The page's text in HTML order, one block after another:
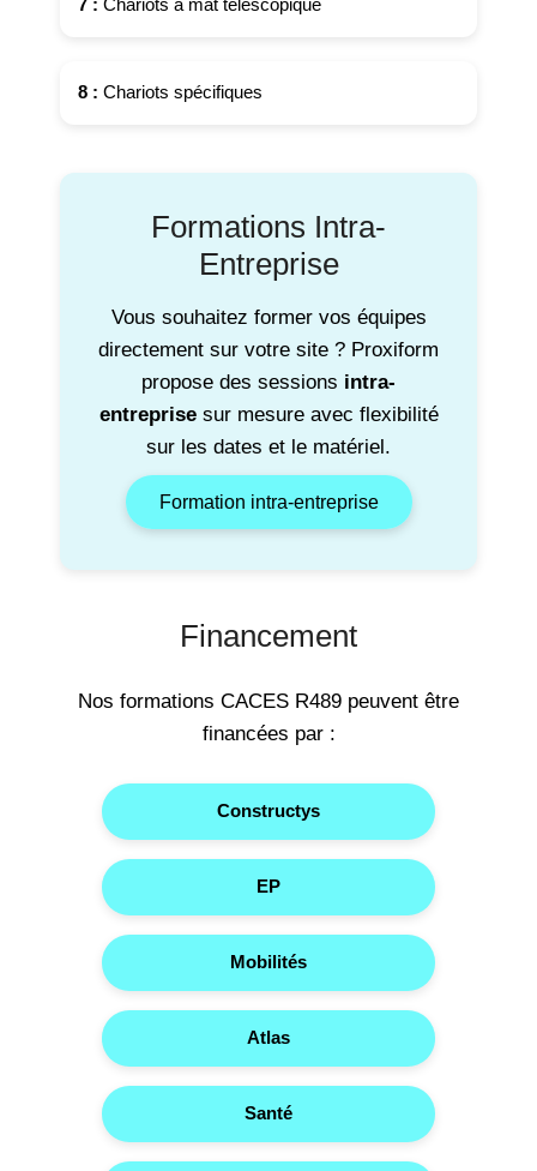
7 : Chariots à mât télescopique
8 : Chariots spécifiques
Formations Intra-
Entreprise
Vous souhaitez former vos équipes
directement sur votre site ? Proxiform
propose des sessions intra-
entreprisesur mesure avec flexibilité
sur les dates et le matériel.
Formation intra-entreprise
Financement
Nos formations CACES R489 peuvent être
financées par :
Constructys
EP
Mobilités
Atlas
Santé